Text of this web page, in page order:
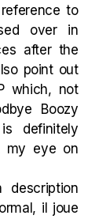
to
over in
after the
point out
which, not
Boozy
definitely
my eye on
il joue